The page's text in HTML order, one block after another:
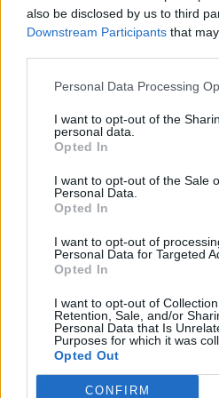
also be disclosed by us to third
Downstream Participants that
Personal Data Processing
I want to opt-out of the
personal data.
Opted In
I want to opt-out of the Sale
Personal Data.
Opted In
I want to opt-out of
Personal Data for Targeted
Opted In
I want to opt-out of
Retention, Sale, and/or
Personal Data that Is
Purposes for which it was
Opted Out
CONFIRM
«Πάνω από 15μέρες οι
αγροτοκτηνοτρόφοι της
δρόμο στα αγροτικά μπλόκα,
αιτήματά τους, για να
παράγουν και να μείνουν
Η Κυβέρνηση και διαχρονικά
βιοπαλαιστές
εργαζόμενους, σους μικρούς
εμπορίου, τις εστίασης. Δεν
ουσιαστικό μέτρο στήριξης
να μειώνεται το εισόδημά μας
αυξήσεις σε ρεύμα, καύσιμα,